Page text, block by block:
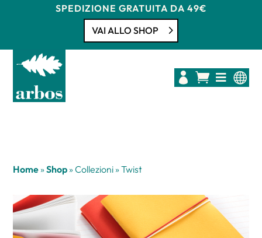
SPEDIZIONE GRATUITA DA 49€
VAI ALLO SHOP
   
Home »Shop »Collezioni »Twist